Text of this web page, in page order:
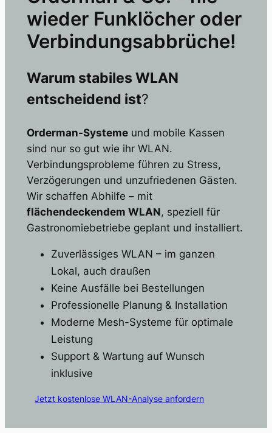
wieder Funklöcher oder
Verbindungsabbrüche!
Warum stabiles WLAN
entscheidend ist?
Orderman-Systemeund mobile Kassen
sind nur so gut wie ihr WLAN.
Verbindungsprobleme führen zu Stress,
Verzögerungen und unzufriedenen Gästen.
Wir schaffen Abhilfe – mit
flächendeckendem WLAN, speziell für
Gastronomiebetriebe geplant und installiert.
Zuverlässiges WLAN – im ganzen
Lokal, auch draußen
Keine Ausfälle bei Bestellungen
Professionelle Planung & Installation
Moderne Mesh-Systeme für optimale
Leistung
Support & Wartung auf Wunsch
inklusive
Jetzt kostenlose WLAN-Analyse anfordern